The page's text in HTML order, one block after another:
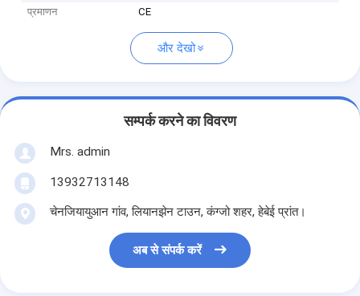
प्रमाणन
CE
और देखो
सम्पर्क करने का विवरण
Mrs. admin
13932713148
चेनजियायुआन गांव, लियानझेन टाउन, कंग्जो शहर, हेबेई प्रांत।
अब से संपर्क करें